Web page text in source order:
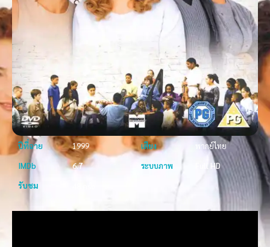
ปีที่ฉาย 1999 เสียง
พากย์ไทย
IMDb
6.7 ระบบภาพ
Full HD
รับชม